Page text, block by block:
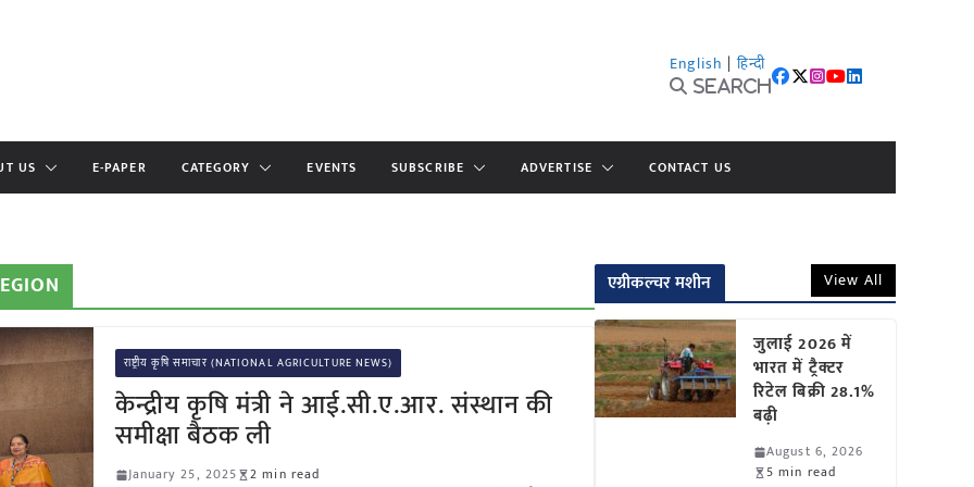
English | हिन्दी
Search
US E-PAPER CATEGORY EVENTS SUBSCRIBE ADVERTISE CONTACT US
राष्ट्रीय कृषि समाचार (NATIONAL AGRICULTURE NEWS)
केन्द्रीय कृषि मंत्री ने आई.सी.ए.आर. संस्थान की
समीक्षा बैठक ली
January 25, 2025
2 min read
एग्रीकल्चर मशीन View All
जुलाई 2026 में
भारत में ट्रैक्टर
रिटेल बिक्री 28.1%
बढ़ी
August 6, 2026
5 min read